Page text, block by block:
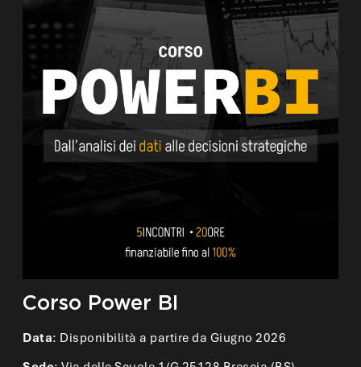
Corso Power BI
Data: Disponibilità a partire da Giugno 2026